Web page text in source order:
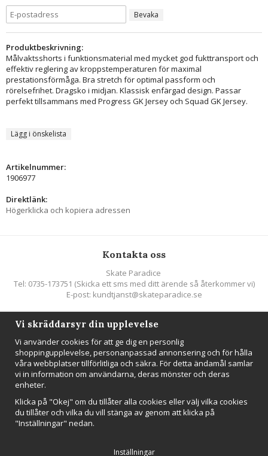
Bevaka
Produktbeskrivning:
Målvaktsshorts i funktionsmaterial med mycket god fukttransport och
effektiv reglering av kroppstemperaturen för maximal
prestationsförmåga. Bra stretch för optimal passform och
rörelsefrihet. Dragsko i midjan. Klassisk enfärgad design. Passar
perfekt tillsammans med Progress GK Jersey och Squad GK Jersey.
Lägg i önskelista
Artikelnummer:
1906977
Direktlänk:
Högerklicka och kopiera adressen
Kontakta oss
Skate Paradice
Tel: 0735-173751 (Skicka ett sms med ditt ärende så återkommer vi)
E-post: kundtjanst@skateparadice.se
Följ oss
Anmäl mig
Vi skräddarsyr din upplevelse
Vi använder cookies för att ge dig en personlig
shoppingupplevelse, personanpassad annonsering och för hålla
våra webbplatser tillförlitliga och säkra. För detta ändamål samlar
vi in information om användarna, deras mönster och deras
enheter.
Klicka på "Okej" om du tillåter alla cookies eller välj vilka cookies
du tillåter och vilka du vill stänga av genom att klicka på
"Inställningar" nedan.
Inställningar